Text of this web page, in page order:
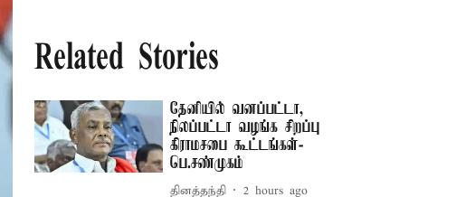
Related Stories
தேனியில் வனப்பட்டா,
நிலப்பட்டா வழங்க சிறப்பு
கிராமசபை கூட்டங்கள்-
பெ.சண்முகம்
தினத்தந்தி 2 hours ago